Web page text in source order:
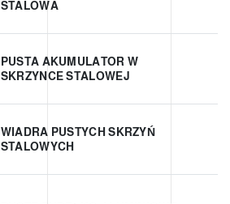
STALOWA
PUSTA AKUMULATOR W
SKRZYNCE STALOWEJ
WIADRA PUSTYCH SKRZYŃ
STALOWYCH